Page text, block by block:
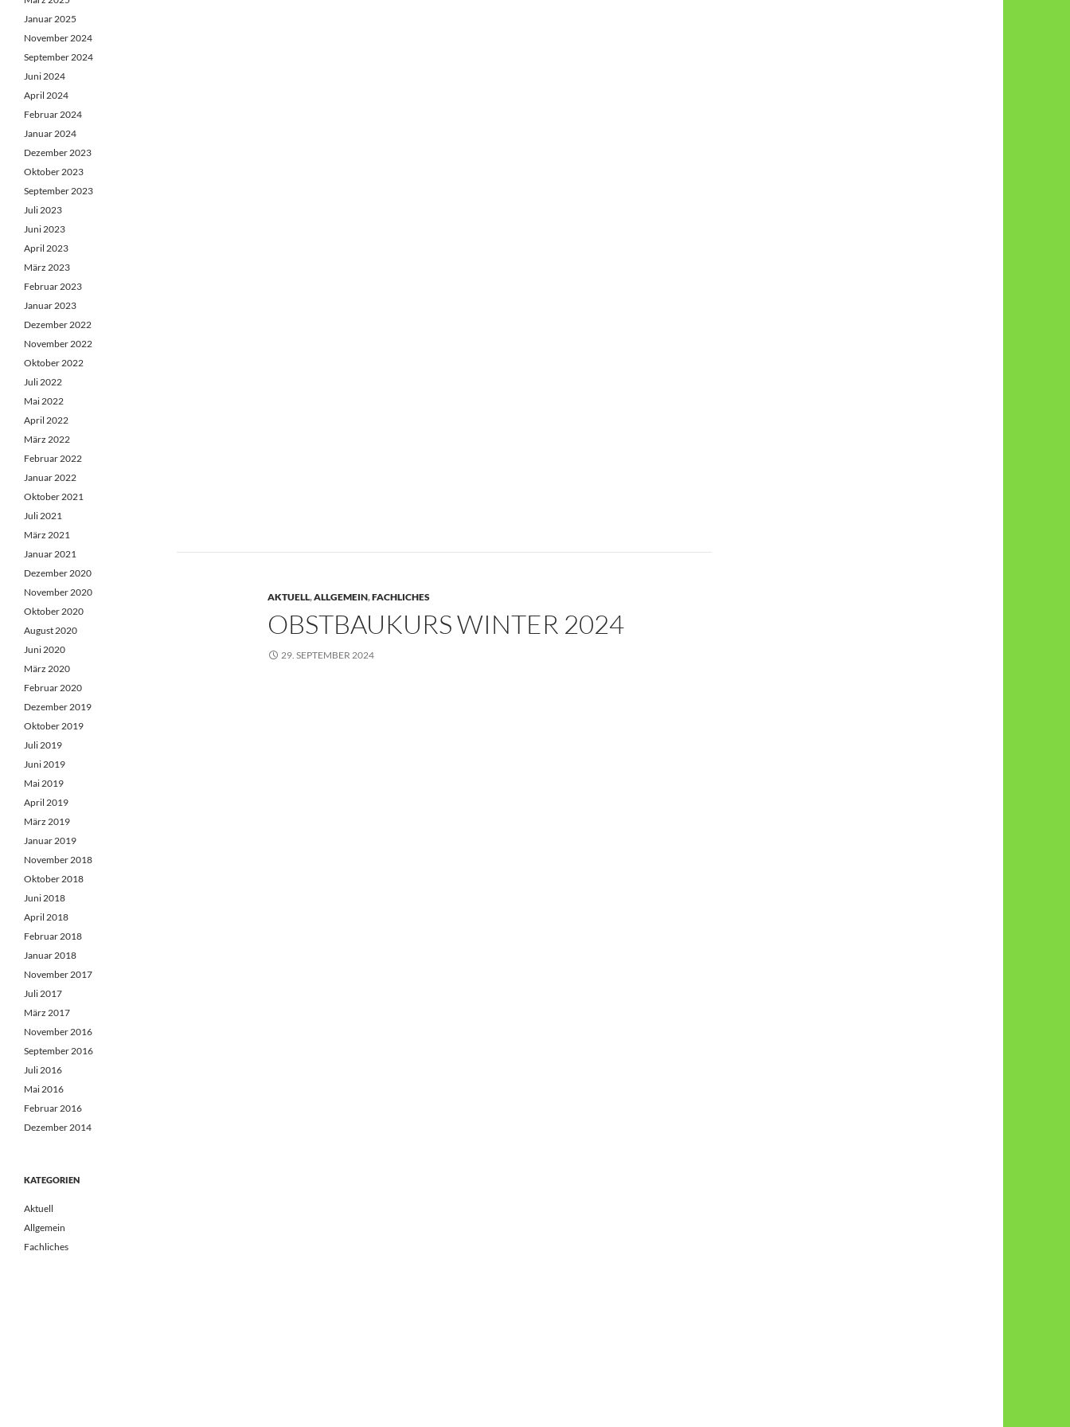
AKTUELL,ALLGEMEIN,FACHLICHES
OBSTBAUKURS WINTER 2024
29. SEPTEMBER 2024
Januar 2025
November 2024
September 2024
Juni 2024
April 2024
Februar 2024
Januar 2024
Dezember 2023
Oktober 2023
September 2023
Juli 2023
Juni 2023
April 2023
März 2023
Februar 2023
Januar 2023
Dezember 2022
November 2022
Oktober 2022
Juli 2022
Mai 2022
April 2022
März 2022
Februar 2022
Januar 2022
Oktober 2021
Juli 2021
März 2021
Januar 2021
Dezember 2020
November 2020
Oktober 2020
August 2020
Juni 2020
März 2020
Februar 2020
Dezember 2019
Oktober 2019
Juli 2019
Juni 2019
Mai 2019
April 2019
März 2019
Januar 2019
November 2018
Oktober 2018
Juni 2018
April 2018
Februar 2018
Januar 2018
November 2017
Juli 2017
März 2017
November 2016
September 2016
Juli 2016
Mai 2016
Februar 2016
Dezember 2014
KATEGORIEN
Aktuell
Allgemein
Fachliches